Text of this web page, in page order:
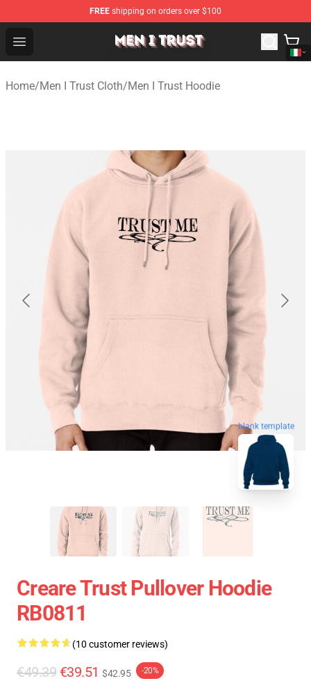
FREE shipping on orders over $100
Open menu
Men I Trust Shop - Official Men I Trust Merchandise Store
Home/Men I Trust Cloth/Men I Trust Hoodie
blank template
Creare Trust Pullover Hoodie
RB0811
(10 customer reviews)
€49.39 €39.51 $42.95 -20%